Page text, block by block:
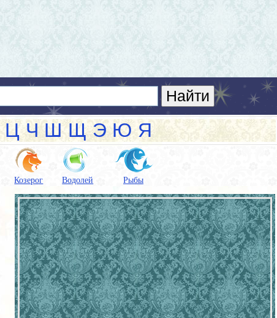
Ц Ч Ш Щ Э Ю Я
Козерог Водолей Рыбы